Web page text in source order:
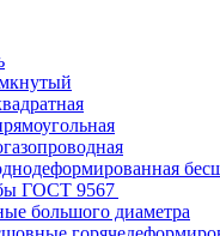
ГОСТ 9567
большого диаметра